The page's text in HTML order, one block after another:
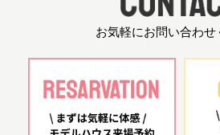
お気軽にお問い合わせ